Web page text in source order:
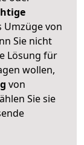
Umzüge von
Sie nicht
Lösung für
wollen,
von
Sie sie